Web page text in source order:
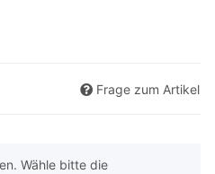
Frage zum Artikel
Wähle bitte die